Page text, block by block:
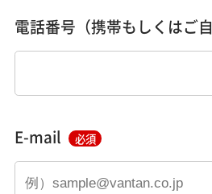
電話番号（携帯もしくはご自
E-mail 必須